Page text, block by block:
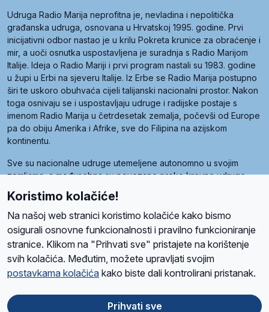
Udruga Radio Marija neprofitna je, nevladina i nepolitička
građanska udruga, osnovana u Hrvatskoj 1995. godine. Prvi
inicijativni odbor nastao je u krilu Pokreta krunice za obraćenje i
mir, a uoči osnutka uspostavljena je suradnja s Radio Marijom
Italije. Ideja o Radio Mariji i prvi program nastali su 1983. godine
u župi u Erbi na sjeveru Italije. Iz Erbe se Radio Marija postupno
širi te uskoro obuhvaća cijeli talijanski nacionalni prostor. Nakon
toga osnivaju se i uspostavljaju udruge i radijske postaje s
imenom Radio Marija u četrdesetak zemalja, počevši od Europe
pa do obiju Amerika i Afrike, sve do Filipina na azijskom
kontinentu.
Sve su nacionalne udruge utemeljene autonomno u svojim
zemljama, a međusobna su povezane preko krovne udruge
Radio Maria). Svjetsku obitelj utemeljilo je sedam članica, među
kojima je i hrvatska Udruga Radio Marija.
O namaRadio ProgramVolonteriPrijateljiKontaktPravila privatnosti
Ova stranica je zaštićena Google reCAPTCHA sustavom
Koristimo kolačiće!
Na našoj web stranici koristimo kolačiće kako bismo
osigurali osnovne funkcionalnosti i pravilno funkcioniranje
stranice. Klikom na "Prihvati sve" pristajete na korištenje
svih kolačića. Međutim, možete upravljati svojim
postavkama kolačića kako biste dali kontrolirani pristanak.
Prihvati sve